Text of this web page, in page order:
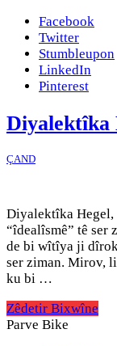
Facebook
Twitter
Stumbleupon
LinkedIn
Pinterest
Diyalektîka
ÇAND
Diyalektîka Hegel,
“îdealîsmê” tê ser
de bi wîtîya ji
ser ziman. Mirov,
ku bi …
Zêdetir Bixwîne
Parve Bike